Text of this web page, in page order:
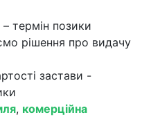
– термін позики
рішення про видачу
застави -
, комерційна